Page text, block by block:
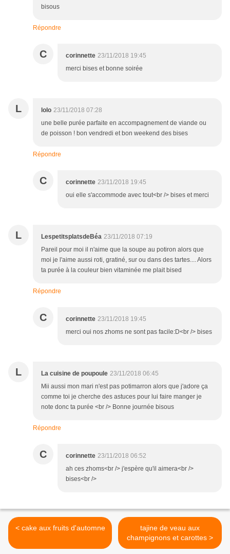
bisous
Répondre
C corinnette 23/11/2018 19:45
merci bises et bonne soirée
L lolo 23/11/2018 07:28
une belle purée parfaite en accompagnement de viande ou
de poisson ! bon vendredi et bon weekend des bises
Répondre
C corinnette 23/11/2018 19:45
oui elle s'accommode avec tout<br /> bises et merci
L LespetitsplatsdeBéa 23/11/2018 07:19
Pareil pour moi il n'aime que la soupe au potiron alors que
moi je l'aime aussi roti, gratiné, sur ou dans des tartes.... Alors
ta purée à la couleur bien vitaminée me plait bised
Répondre
C corinnette 23/11/2018 19:45
merci oui nos zhoms ne sont pas facile:D<br /> bises
L La cuisine de poupoule 23/11/2018 06:45
Mii aussi mon mari n'est pas potimarron alors que j'adore ça
comme toi je cherche des astuces pour lui faire manger je
note donc ta purée <br /> Bonne journée bisous
Répondre
C corinnette 23/11/2018 06:52
ah ces zhoms<br /> j'espère qu'il aimera<br />
bises<br />
< cake aux fruits d'automne
tajine de veau aux
champignons et carottes >